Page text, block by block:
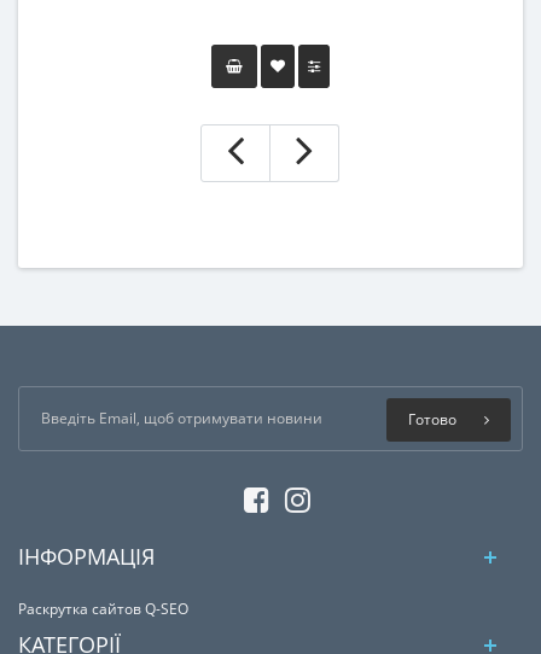
Готово
ІНФОРМАЦІЯ
Раскрутка сайтов Q-SEO
КАТЕГОРІЇ